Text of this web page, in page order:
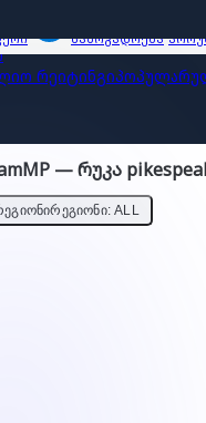
საზოგადოება
რეიტინგი
— რუკა
ᲠᲔᲒᲘᲝᲜᲘ: ALL